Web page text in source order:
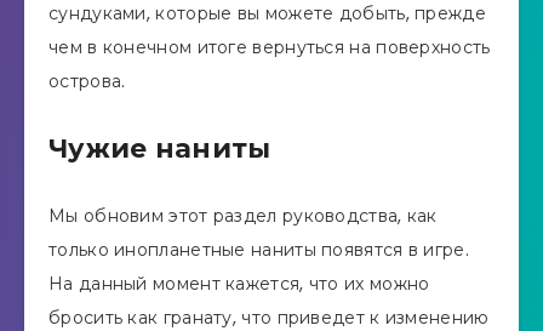
сундуками, которые вы можете добыть, прежде
чем в конечном итоге вернуться на поверхность
острова.
Чужие наниты
Мы обновим этот раздел руководства, как
только инопланетные наниты появятся в игре.
На данный момент кажется, что их можно
бросить как гранату, что приведет к изменению